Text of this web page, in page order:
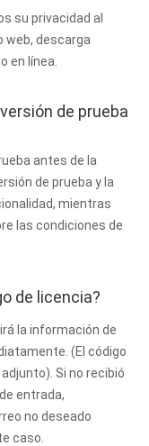
su privacidad al
web, descarga
en línea.
de prueba
antes de la
de prueba y la
mientras
las condiciones de
de licencia?
la información de
(El código
Si no recibió
entrada,
no deseado
caso.